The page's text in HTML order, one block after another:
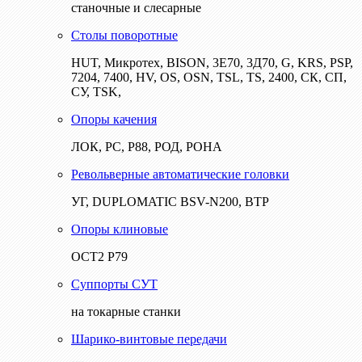
станочные и слесарные
Столы поворотные
HUT, Микротех, BISON, 3Е70, 3Д70, G, KRS, PSP,
7204, 7400, HV, OS, OSN, TSL, TS, 2400, СК, СП,
СУ, TSK,
Опоры качения
ЛОК, РС, Р88, РОД, РОНА
Револьверные автоматические головки
УГ, DUPLOMATIC BSV-N200, ВТР
Опоры клиновые
ОСТ2 Р79
Суппорты СУТ
на токарные станки
Шарико-винтовые передачи